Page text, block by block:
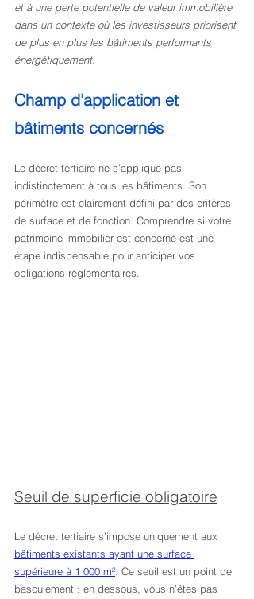
et à une perte potentielle de valeur immobilière
dans un contexte où les investisseurs priorisent
de plus en plus les bâtiments performants
énergétiquement.
Champ d’application et
bâtiments concernés
Le décret tertiaire ne s’applique pas
indistinctement à tous les bâtiments. Son
périmètre est clairement défini par des critères
de surface et de fonction. Comprendre si votre
patrimoine immobilier est concerné est une
étape indispensable pour anticiper vos
obligations réglementaires.
Seuil de superficie obligatoire
Le décret tertiaire s’impose uniquement aux
bâtiments existants ayant une surface
supérieure à 1 000 m² . Ce seuil est un point de
basculement : en dessous, vous n’êtes pas